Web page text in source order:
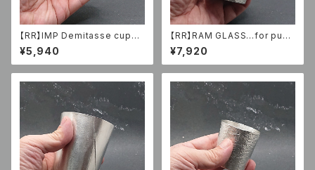
【RR】IMP Demitasse cup…f
or camping
¥5,940
【RR】RAM GLASS…for punk
lovers
¥7,920